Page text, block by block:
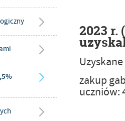
2023 r.
zakup
uczniów: